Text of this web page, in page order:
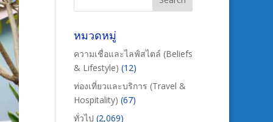
หมวดหมู่
ความเชื่อและไลฟ์สไตล์ (Beliefs
& Lifestyle) (12)
ท่องเที่ยวและบริการ (Travel &
Hospitality) (67)
ทั่วไป (2,069)